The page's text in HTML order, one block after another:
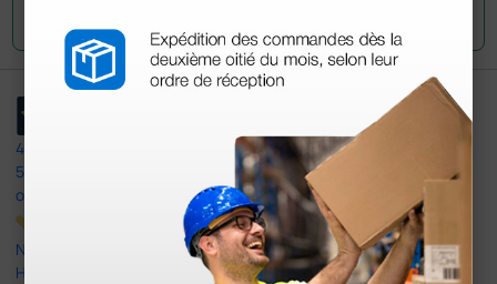
4,4
597
opiniones
Nuestras reseñas de 4 y 5 estrellas.
Haga clic aquí para leerlos todos >